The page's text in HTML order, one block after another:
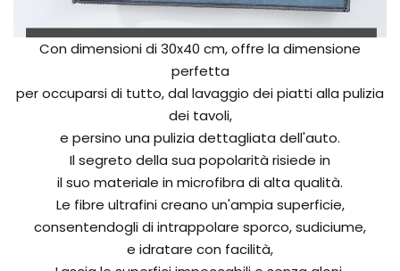
Con dimensioni di 30x40 cm, offre la dimensione
perfetta
per occuparsi di tutto, dal lavaggio dei piatti alla pulizia
dei tavoli,
e persino una pulizia dettagliata dell'auto.
Il segreto della sua popolarità risiede in
il suo materiale in microfibra di alta qualità.
Le fibre ultrafini creano un'ampia superficie,
consentendogli di intrappolare sporco, sudiciume,
e idratare con facilità,